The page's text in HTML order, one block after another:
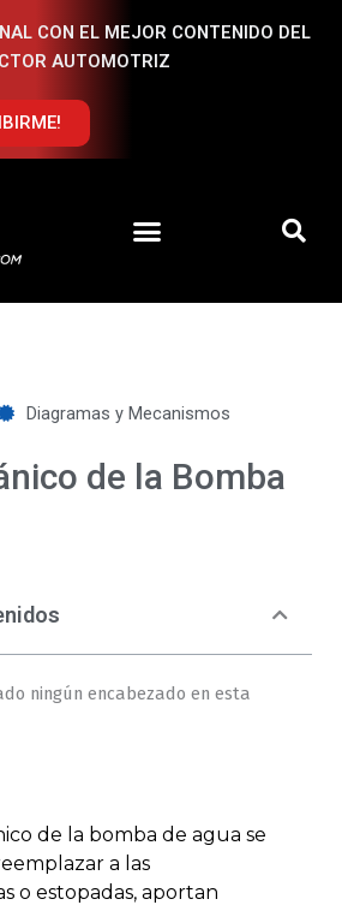
CON EL MEJOR CONTENIDO DEL
AUTOMOTRIZ
Diagramas y Mecanismos
de la Bomba
ningún encabezado en esta
de la bomba de agua se
a las
o estopadas, aportan